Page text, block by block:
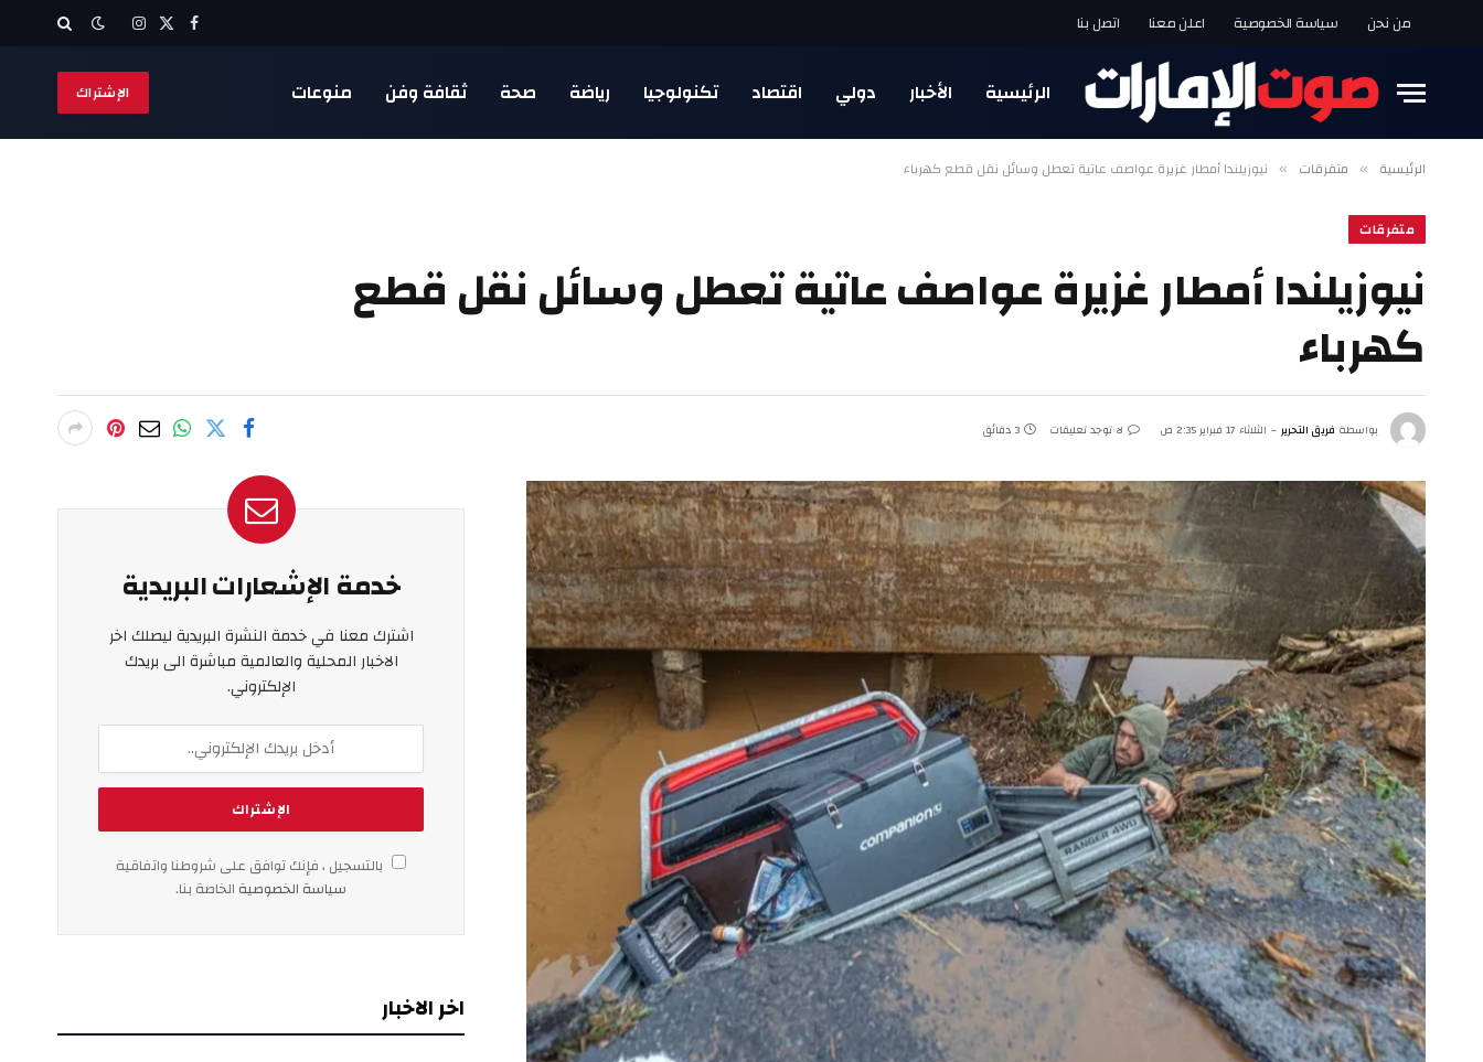
من نحن سياسة الخصوصية اعلن معنا اتصل بنا فيسبوك
X
الانستغرام
الرئيسية الأخبار دولي اقتصاد تكنولوجيا رياضة صحة ثقافة وفن منوعات الإشتراك
الرئيسية » متفرقات » نيوزيلندا أمطار غزيرة عواصف عاتية تعطل وسائل نقل قطع كهرباء
متفرقات
نيوزيلندا أمطار غزيرة عواصف عاتية تعطل وسائل نقل قطع
كهرباء
بواسطة فريق التحرير الثلاثاء 17 فبراير 2:35 ص لا توجد تعليقات 3 دقائق
خدمة الإشعارات البريدية
اشترك معنا في خدمة النشرة البريدية ليصلك اخر
الاخبار المحلية والعالمية مباشرة الى بريدك
الإلكتروني.
بالتسجيل ، فإنك توافق على شروطنا واتفاقية
سياسة الخصوصية الخاصة بنا.
اخر الاخبار